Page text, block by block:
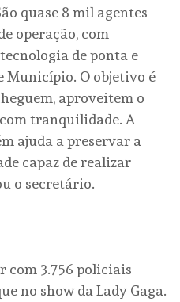
quase 8 mil agentes
operação, com
de ponta e
Município. O objetivo é
aproveitem o
tranquilidade. A
ajuda a preservar a
capaz de realizar
o secretário.
3.756 policiais
no show da Lady Gaga.